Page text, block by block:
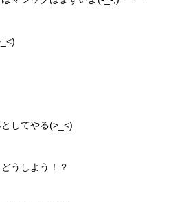
してやる(>_<)
うしよう！？